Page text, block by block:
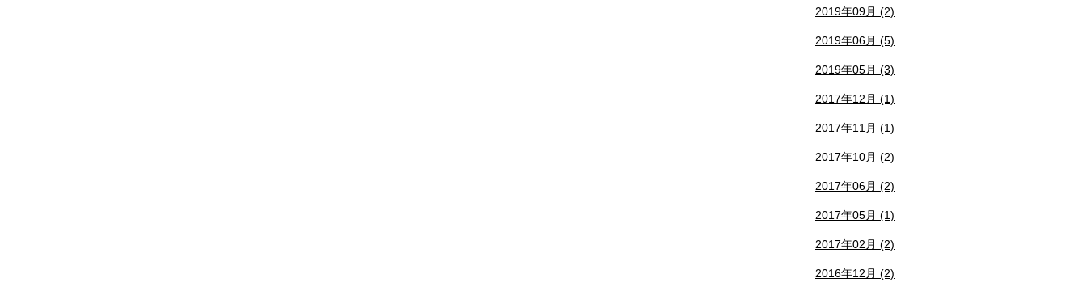
2019年09月 (2)
2019年06月 (5)
2019年05月 (3)
2017年12月 (1)
2017年11月 (1)
2017年10月 (2)
2017年06月 (2)
2017年05月 (1)
2017年02月 (2)
2016年12月 (2)